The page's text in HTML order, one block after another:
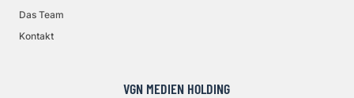
Das Team
Kontakt
VGN MEDIEN HOLDING